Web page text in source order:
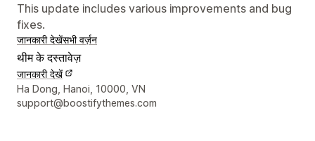
This update includes various improvements and bug
fixes.
जानकारी देखेंसभी वर्ज़न
थीम के दस्तावेज़
जानकारी देखें
डिज़ाइनर के संपर्क की जानकारी
Ha Dong, Hanoi, 10000, VN
support@boostifythemes.com